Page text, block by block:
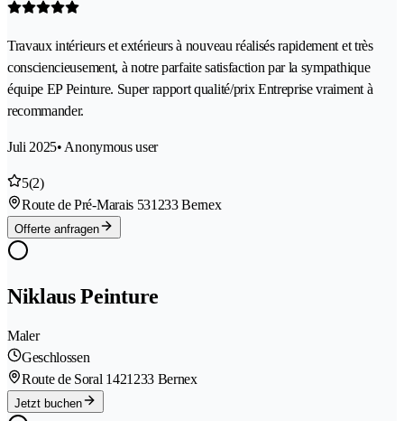
Travaux intérieurs et extérieurs à nouveau réalisés rapidement et très
consciencieusement, à notre parfaite satisfaction par la sympathique
équipe EP Peinture. Super rapport qualité/prix Entreprise vraiment à
recommander.
Juli 2025• Anonymous user
5(2)
Route de Pré-Marais 531233 Bernex
Offerte anfragen
Niklaus Peinture
Maler
Geschlossen
Route de Soral 1421233 Bernex
Jetzt buchen